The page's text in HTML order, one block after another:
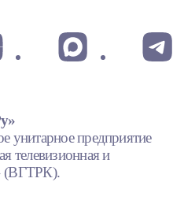
унитарное предприятие
телевизионная и
(ВГТРК).